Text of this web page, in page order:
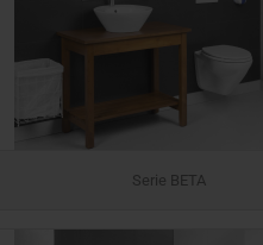
Serie BETA